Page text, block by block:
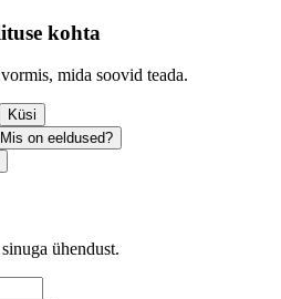
kohta
mida soovid teada.
Küsi
Mis on eeldused?
ühendust.